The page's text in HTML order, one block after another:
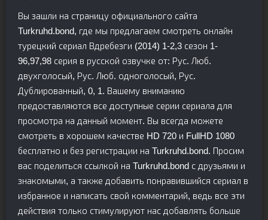
Вы зашли на страницу официального сайта
Turkruhd.bond, где мы предлагаем смотреть онлайн
турецкий сериал Вдребезги (2014) 1-2,3 сезон 1-
96,97,98 серия в русской озвучке от: Рус. Люб.
двухголосый, Рус. Люб. одноголосый, Рус.
Дублированный, 0, 1. Вашему вниманию
предоставляются все доступные серии сериала для
просмотра на данный момент. Вы всегда можете
смотреть в хорошем качестве HD 720 и FullHD 1080
бесплатно и без регистрации на Turkruhd.bond. Просим
вас поделиться ссылкой на Turkruhd.bond с друзьями и
знакомыми, а также добавить понравившийся сериал в
избранное и написать свой комментарий, ведь все эти
действия только стимулируют нас добавлять больше